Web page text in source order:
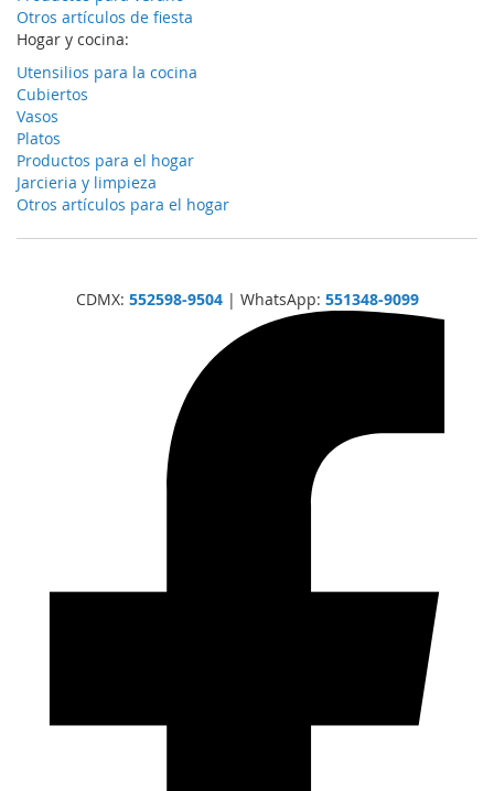
Otros artículos de fiesta
Hogar y cocina:
Utensilios para la cocina
Cubiertos
Vasos
Platos
Productos para el hogar
Jarcieria y limpieza
Otros artículos para el hogar
CDMX: 552598-9504| WhatsApp: 551348-9099